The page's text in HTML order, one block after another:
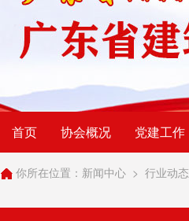
首页 协会概况 党建工作
你所在位置： 新闻中心 > 行业动态